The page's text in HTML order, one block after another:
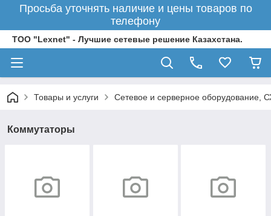
Просьба уточнять наличие и цены товаров по
телефону
ТОО "Lexnet" - Лучшие сетевые решение Казахстана.
Товары и услуги Сетевое и серверное оборудование,
Коммутаторы